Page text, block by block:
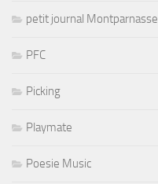
petit journal Montparnasse
PFC
Picking
Playmate
Poesie Music